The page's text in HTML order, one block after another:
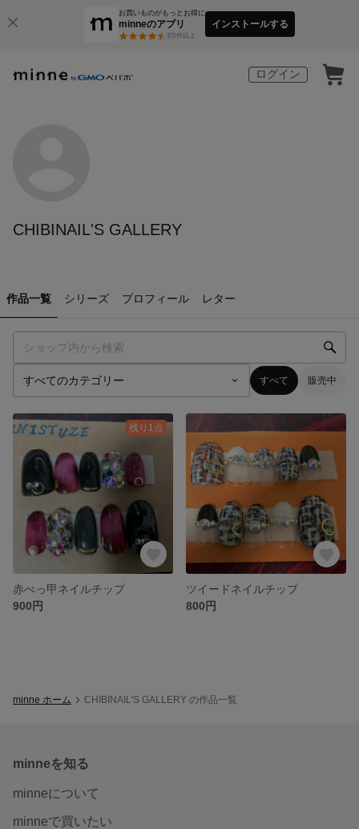
お買いものがもっとお得に
minneのアプリ
3万件以上
インストールする
ログイン
CHIBINAIL'S GALLERY
作品一覧 シリーズ プロフィール レター
すべて 販売中
残り1点
赤べっ甲ネイルチップ
900円
ツイードネイルチップ
800円
minne ホーム CHIBINAIL'S GALLERY の作品一覧
minneを知る
minneについて
minneで買いたい